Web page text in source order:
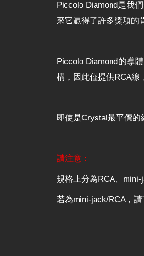
Piccolo Diamond是我
來它贏得了許多獎項的
Piccolo Diamond的導
構，因此僅提供RCA線
即使是Crystal最平價的
請注意：
規格上分為RCA、
若為mini-jack/RCA，